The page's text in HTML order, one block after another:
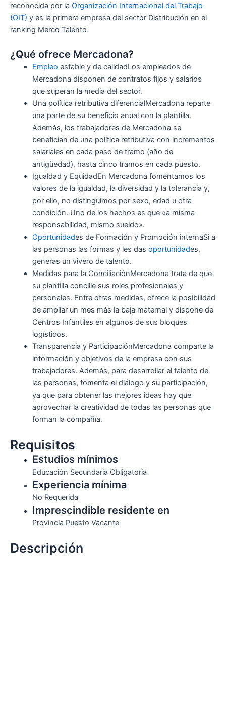
reconocida por la Organización Internacional del Trabajo
(OIT) y es la primera empresa del sector Distribución en el
ranking Merco Talento.
¿Qué ofrece Mercadona?
Empleo estable y de calidadLos empleados de
Mercadona disponen de contratos fijos y salarios
que superan la media del sector.
Una política retributiva diferencialMercadona reparte
una parte de su beneficio anual con la plantilla.
Además, los trabajadores de Mercadona se
benefician de una política retributiva con incrementos
salariales en cada paso de tramo (año de
antigüedad), hasta cinco tramos en cada puesto.
Igualdad y EquidadEn Mercadona fomentamos los
valores de la igualdad, la diversidad y la tolerancia y,
por ello, no distinguimos por sexo, edad u otra
condición. Uno de los hechos es que «a misma
responsabilidad, mismo sueldo».
Oportunidades de Formación y Promoción internaSi a
las personas las formas y les das oportunidades,
generas un vivero de talento.
Medidas para la ConciliaciónMercadona trata de que
su plantilla concilie sus roles profesionales y
personales. Entre otras medidas, ofrece la posibilidad
de ampliar un mes más la baja maternal y dispone de
Centros Infantiles en algunos de sus bloques
logísticos.
Transparencia y ParticipaciónMercadona comparte la
información y objetivos de la empresa con sus
trabajadores. Además, para desarrollar el talento de
las personas, fomenta el diálogo y su participación,
ya que para obtener las mejores ideas hay que
aprovechar la creatividad de todas las personas que
forman la compañía.
Requisitos
Estudios mínimos
Educación Secundaria Obligatoria
Experiencia mínima
No Requerida
Imprescindible residente en
Provincia Puesto Vacante
Descripción